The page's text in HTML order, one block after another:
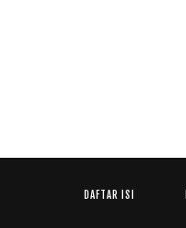
DAFTAR ISI